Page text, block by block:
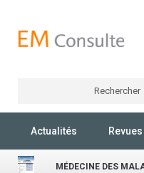
Rechercher
Actualités Revues
MÉDECINE DES